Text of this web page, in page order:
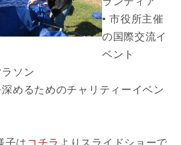
• 市役所主催
の国際交流イ
ベント
ソン
めるためのチャリティーイベン
子は コチラ よりスライドショーで